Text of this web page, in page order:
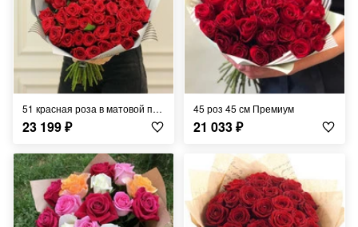
51 красная роза в матовой пленке 50см
23 199₽
45 роз 45 см Премиум
21 033₽